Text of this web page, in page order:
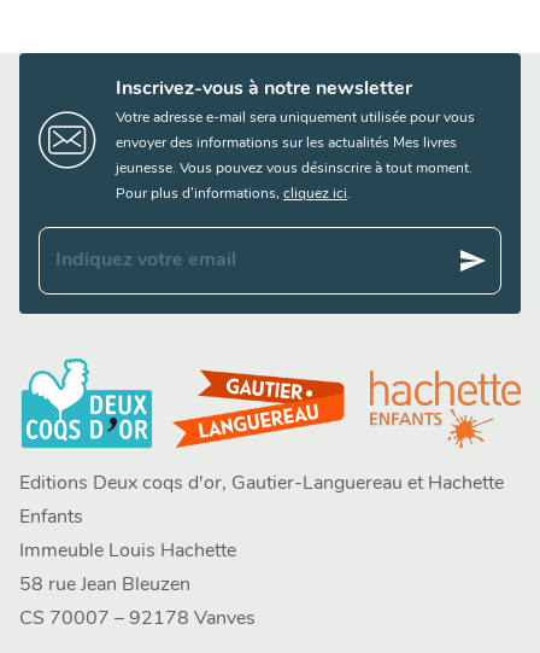
Inscrivez-vous à notre newsletter
Votre adresse e-mail sera uniquement utilisée pour vous
envoyer des informations sur les actualités Mes livres
jeunesse. Vous pouvez vous désinscrire à tout moment.
Pour plus d’informations, cliquez ici.
Indiquez votre email send
Editions Deux coqs d'or, Gautier-Languereau et Hachette
Enfants
Immeuble Louis Hachette
58 rue Jean Bleuzen
CS 70007 – 92178 Vanves